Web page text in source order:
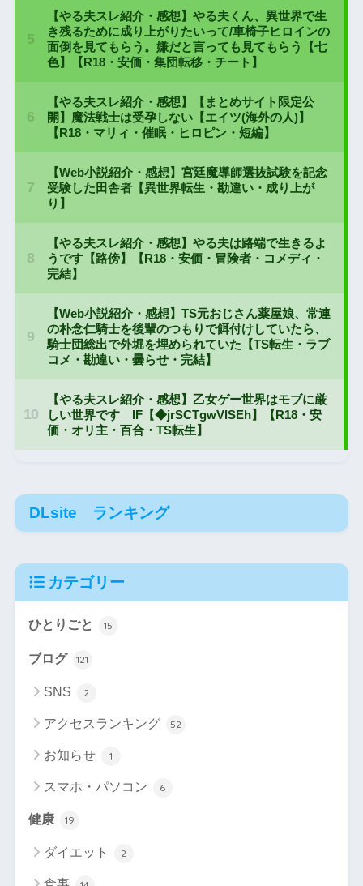
DLsite ランキング
カテゴリー
ひとりごと 15
ブログ 121
SNS 2
アクセスランキング 52
お知らせ 1
スマホ・パソコン 6
健康 19
ダイエット 2